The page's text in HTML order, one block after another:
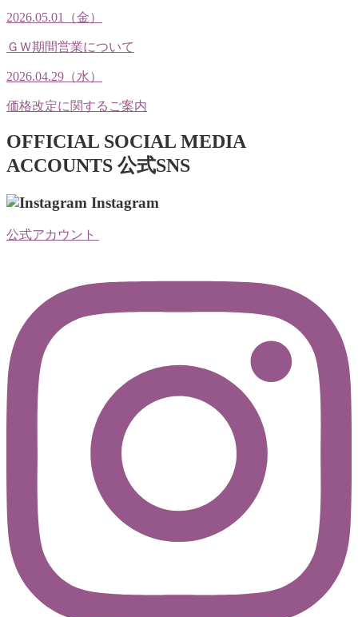
2026.05.01（金）
ＧＷ期間営業について
2026.04.29（水）
価格改定に関するご案内
OFFICIAL SOCIAL MEDIA
ACCOUNTS 公式SNS
Instagram
公式アカウント